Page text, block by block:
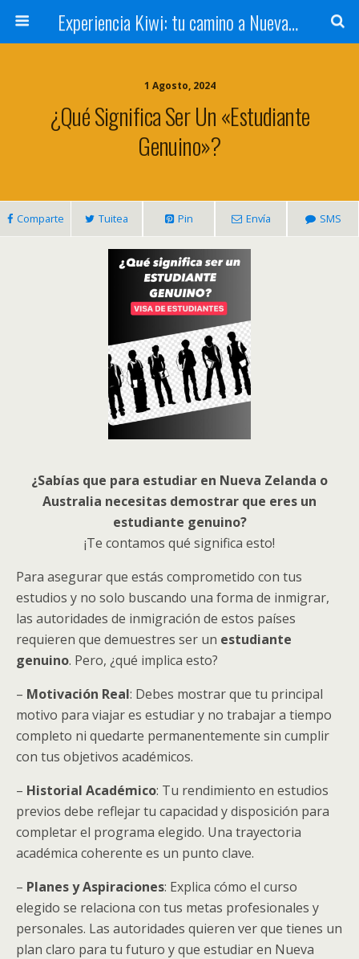
Experiencia Kiwi: tu camino a Nueva Zelanda
1 Agosto, 2024
¿Qué Significa Ser Un «Estudiante
Genuino»?
Comparte Tuitea Pin Envía SMS
¿Sabías que para estudiar en Nueva Zelanda o
Australia necesitas demostrar que eres un
estudiante genuino?
¡Te contamos qué significa esto!
Para asegurar que estás comprometido con tus
estudios y no solo buscando una forma de inmigrar,
las autoridades de inmigración de estos países
requieren que demuestres ser un estudiante
genuino. Pero, ¿qué implica esto?
– Motivación Real: Debes mostrar que tu principal
motivo para viajar es estudiar y no trabajar a tiempo
completo ni quedarte permanentemente sin cumplir
con tus objetivos académicos.
– Historial Académico: Tu rendimiento en estudios
previos debe reflejar tu capacidad y disposición para
completar el programa elegido. Una trayectoria
académica coherente es un punto clave.
– Planes y Aspiraciones: Explica cómo el curso
elegido se relaciona con tus metas profesionales y
personales. Las autoridades quieren ver que tienes un
plan claro para tu futuro y que estudiar en Nueva